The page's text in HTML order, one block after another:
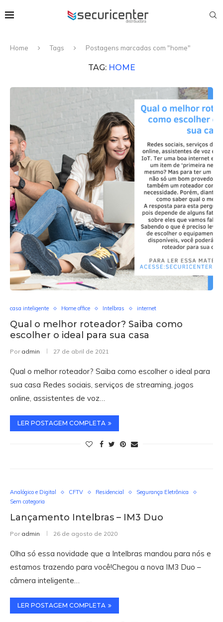
Home Tags Postagens marcadas com "home"
TAG: HOME
casa inteligente Home office Intelbras internet
Qual o melhor roteador? Saiba como
escolher o ideal para sua casa
Por admin 27 de abril de 2021
Qual o melhor roteador? Saiba como escolher o ideal para
sua casa Redes sociais, serviços de streaming, jogos
online, assistentes de voz…
LER POSTAGEM COMPLETA
Analógico e Digital CFTV Residencial
Segurança Eletrônica
Sem categoria
Lançamento Intelbras – IM3 Duo
Por admin 26 de agosto de 2020
Olha só essa novidade que a Intelbras mandou para nós e
estamos trazendo para você!Chegou a nova IM3 Duo –
câmera inteligente…
LER POSTAGEM COMPLETA